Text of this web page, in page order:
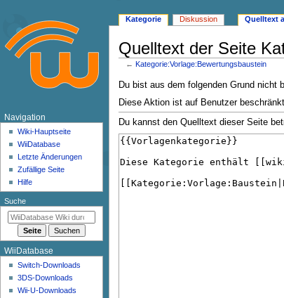
Quelltext der Seite
← Kategorie:Vorlage:Bewertungsbaustein
Zur
Navigation
springen
Zur
Suche
springen
Du bist aus dem folgenden Grund nicht
Diese Aktion ist auf Benutzer
Du kannst den Quelltext dieser Seite
N
a
o
n
m
Kategorie Diskussion Quelltext
Navigation
Wiki-Hauptseite
WiiDatabase
Letzte Änderungen
Zufällige Seite
Hilfe
Suche
WiiDatabase
Switch-Downloads
3DS-Downloads
Wii-U-Downloads